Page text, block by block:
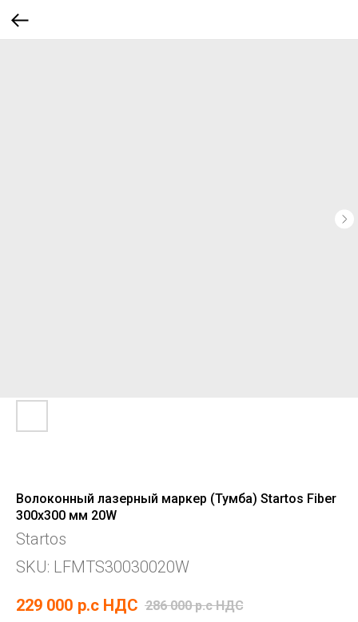
Волоконный лазерный маркер (Тумба) Startos Fiber
300x300 мм 20W
Startos
SKU: LFMTS30030020W
229 000 р.c НДС 286 000 р.c НДС